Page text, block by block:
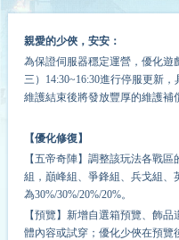
親愛的少俠，安安：
為保證伺服器穩定運營，優化遊
三）14:30~16:30進行停服更新
維護結束後將發放豐厚的維護補
【優化修復】
【五帝奇陣】調整該玩法各戰
組，巔峰組、爭鋒組、兵戈組、
為30%/30%/20%/20%。
【預覽】新增自選箱預覽、飾
體內容或試穿；優化少俠在預覽